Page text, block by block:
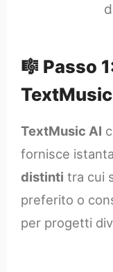
🎼 Passo
TextMusic AI
fornisce
distinti tra cui
preferito o
per progetti